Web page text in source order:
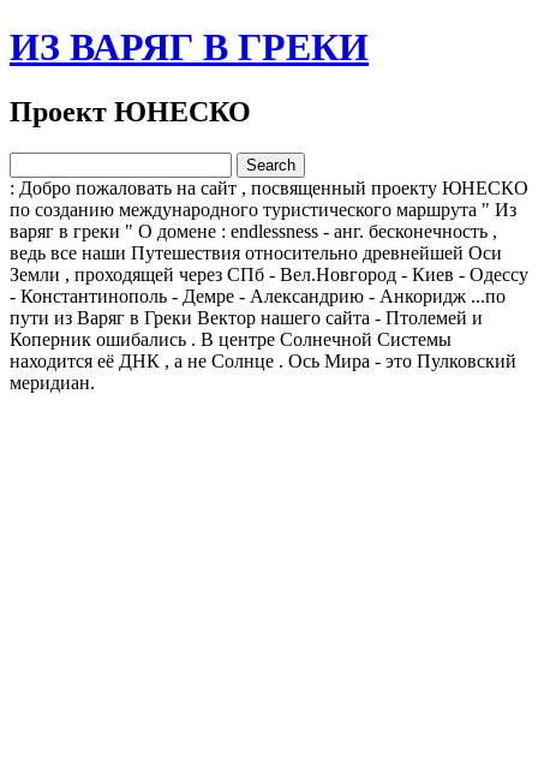
ИЗ ВАРЯГ В ГРЕКИ
Проект ЮНЕСКО
: Добро пожаловать на сайт , посвященный проекту ЮНЕСКО
по созданию международного туристического маршрута " Из
варяг в греки " О домене : endlessness - анг. бесконечность ,
ведь все наши Путешествия относительно древнейшей Оси
Земли , проходящей через СПб - Вел.Новгород - Киев - Одессу
- Константинополь - Демре - Александрию - Анкоридж ...по
пути из Варяг в Греки Вектор нашего сайта - Птолемей и
Коперник ошибались . В центре Солнечной Системы
находится её ДНК , а не Солнце . Ось Мира - это Пулковский
меридиан.